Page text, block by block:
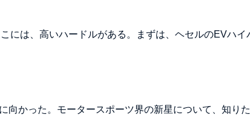
には、高いハードルがある。まずは、ヘセルのEVハイ
かった。モータースポーツ界の新星について、知り